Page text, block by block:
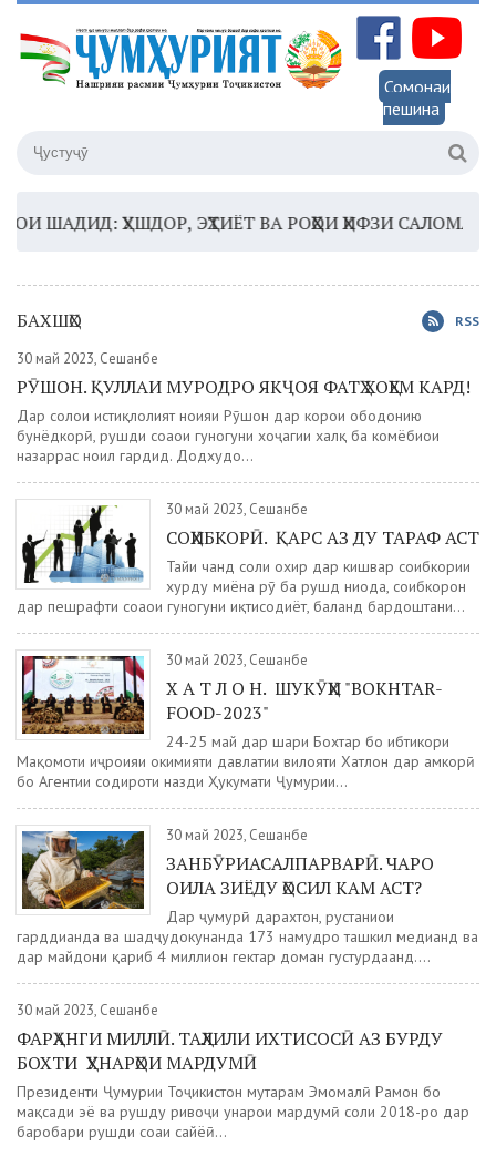
Сомонаи
пешина
ҲУШДОР, ЭҲТИЁТ ВА РОҲҲОИ ҲИФЗИ САЛОМАТӢ
БАХШҲО RSS
30 май 2023, Сешанбе
РӮШОН. ҚУЛЛАИ МУРОДРО ЯКҶОЯ ФАТҲ ХОҲЕМ КАРД!
Дар солҳои истиқлолият ноҳияи Рӯшон дар корҳои ободонию
бунёдкорӣ, рушди соҳаҳои гуногуни хоҷагии халқ ба комёбиҳои
назаррас ноил гардид. Додхудо...
30 май 2023, Сешанбе
СОҲИБКОРӢ. ҚАРС АЗ ДУ ТАРАФ АСТ
Тайи чанд соли охир дар кишвар соҳибкории
хурду миёна рӯ ба рушд ниҳода, соҳибкорон
дар пешрафти соҳаҳои гуногуни иқтисодиёт, баланд бардоштани...
30 май 2023, Сешанбе
Х А Т Л О Н. ШУКӮҲИ "BOKHTAR-
FOOD-2023"
24-25 май дар шаҳри Бохтар бо ибтикори
Мақомоти иҷроияи ҳокимияти давлатии вилояти Хатлон дар ҳамкорӣ
бо Агентии содироти назди Ҳукумати Ҷумҳурии...
30 май 2023, Сешанбе
ЗАНБӮРИАСАЛПАРВАРӢ. ЧАРО
ОИЛА ЗИЁДУ ҲОСИЛ КАМ АСТ?
Дар ҷумҳурӣ дарахтон, рустаниҳои
гарддиҳанда ва шаҳдҷудокунанда 173 намудро ташкил медиҳанд ва
дар майдони қариб 4 миллион гектар доман густурдаанд....
30 май 2023, Сешанбе
ФАРҲАНГИ МИЛЛӢ. ТАҲЛИЛИ ИХТИСОСӢ АЗ БУРДУ
БОХТИ ҲУНАРҲОИ МАРДУМӢ
Президенти Ҷумҳурии Тоҷикистон муҳтарам Эмомалӣ Раҳмон бо
мақсади эҳё ва рушду ривоҷи ҳунарҳои мардумӣ соли 2018-ро дар
баробари рушди соҳаи сайёҳӣ...